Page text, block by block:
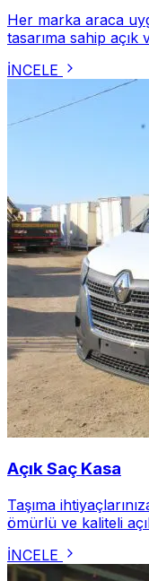
Her marka araca
tasarıma sahip açık
İNCELE
Açık Saç Kasa
Taşıma
ömürlü ve kaliteli
İNCELE